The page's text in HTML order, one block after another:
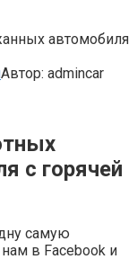
автомобиля
Автор: admincar
с горячей
самую
в Facebook и